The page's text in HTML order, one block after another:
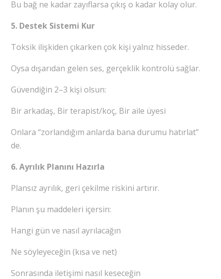
Bu bağ ne kadar zayıflarsa çıkış o kadar kolay olur.
5. Destek Sistemi Kur
Toksik ilişkiden çıkarken çok kişi yalnız hisseder.
Oysa dışarıdan gelen ses, gerçeklik kontrolü sağlar.
Güvendiğin 2–3 kişi olsun:
Bir arkadaş, Bir terapist/koç, Bir aile üyesi
Onlara “zorlandığım anlarda bana durumu hatırlat”
de.
6. Ayrılık Planını Hazırla
Plansız ayrılık, geri çekilme riskini artırır.
Planın şu maddeleri içersin:
Hangi gün ve nasıl ayrılacağın
Ne söyleyeceğin (kısa ve net)
Sonrasında iletişimi nasıl keseceğin